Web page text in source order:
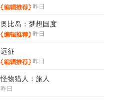
昨日
奥比岛：梦想国度
昨日
远征
昨日
怪物猎人：旅人
昨日